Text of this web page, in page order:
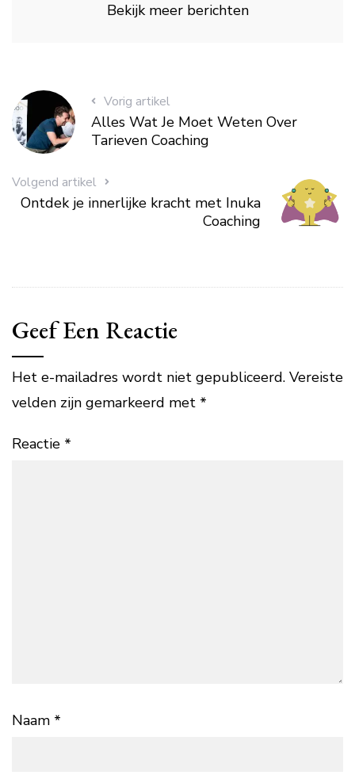
Bekijk meer berichten
Vorig artikel
Alles Wat Je Moet Weten Over
Tarieven Coaching
Volgend artikel
Ontdek je innerlijke kracht met Inuka
Coaching
Geef Een Reactie
Het e-mailadres wordt niet gepubliceerd. Vereiste
velden zijn gemarkeerd met *
Reactie *
Naam *